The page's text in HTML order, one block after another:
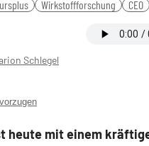
Wirkstoffforschung CEO
Schlegel
heute mit einem